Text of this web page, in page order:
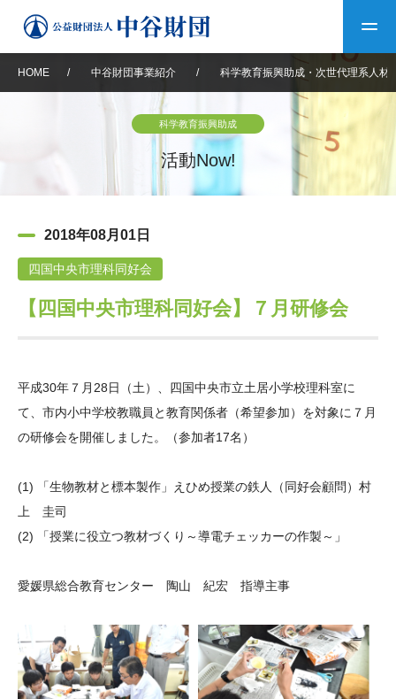
中谷財団について
設立趣意書
沿革 40年史デジタルブック
役員・評議員 公開情報
中谷財団事業紹介
神戸賞 長期大型研究助成
大学院生奨学金
国際学生交流プログラ
ム
科学教育振興助成・
次世代理系人材育成プ
ログラム助成
中谷財団動画紹介
その他情報
基本方針
アクセス よくあるご質問
サイトマップ 中谷財団アーカイブ
HOME / 中谷財団事業紹介 / 科学教育振興助成・次世代理系人材
科学教育振興助成
活動Now!
2018年08月01日
四国中央市理科同好会
【四国中央市理科同好会】７月研修会
平成30年７月28日（土）、四国中央市立土居小学校理科室に
て、市内小中学校教職員と教育関係者（希望参加）を対象に７月
の研修会を開催しました。（参加者17名）
(1) 「生物教材と標本製作」えひめ授業の鉄人（同好会顧問）村
上 圭司
(2) 「授業に役立つ教材づくり～導電チェッカーの作製～」
愛媛県総合教育センター 陶山 紀宏 指導主事